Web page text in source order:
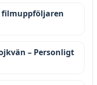
filmuppföljaren
– Personligt